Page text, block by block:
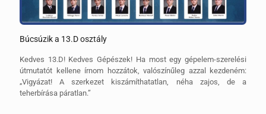
Búcsúzik a 13.D osztály
Kedves 13.D! Kedves Gépészek! Ha most egy gépelem-szerelési
útmutatót kellene írnom hozzátok, valószínűleg azzal kezdeném:
„Vigyázat! A szerkezet kiszámíthatatlan, néha zajos, de a
teherbírása páratlan.”